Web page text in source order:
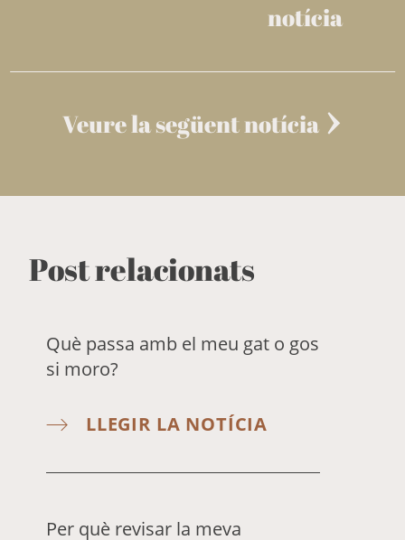
notícia
Veure la següent notícia
Post relacionats
Què passa amb el meu gat o gos
si moro?
LLEGIR LA NOTÍCIA
Per què revisar la meva